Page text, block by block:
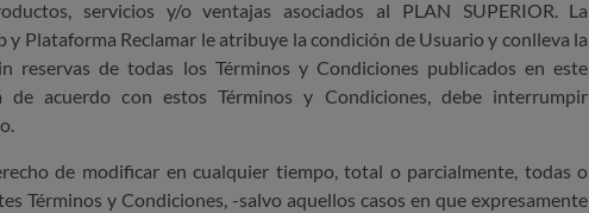
servicios y/oventajas asociados al PLAN SUPERIOR. La
y Plataforma Reclamar le atribuye la condición de Usuario y conlleva la
reservas de todas los Términos y Condiciones publicados en este
de acuerdo con estos Términos y Condiciones, debe interrumpir
de modificar en cualquier tiempo,total o parcialmente, todas o
Términos y Condiciones, -salvo aquellos casos en que expresamente